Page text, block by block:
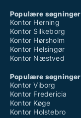
Populære søgninger
Kontor Herning
Kontor Silkeborg
Kontor Hørsholm
Kontor Helsingør
Kontor Næstved
Populære søgninger
Kontor Viborg
Kontor Fredericia
Kontor Køge
Kontor Holstebro